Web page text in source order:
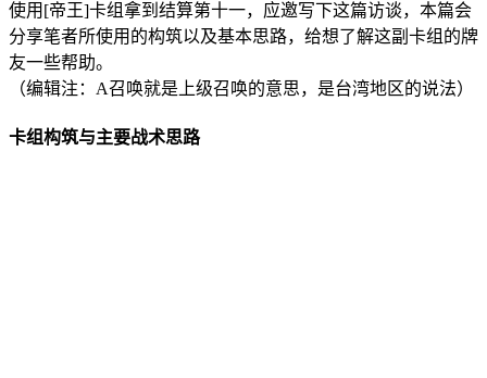
使用[帝王]卡组拿到结算第十一，应邀写下这篇访谈，本篇会
分享笔者所使用的构筑以及基本思路，给想了解这副卡组的牌
友一些帮助。
（编辑注：A召唤就是上级召唤的意思，是台湾地区的说法）
卡组构筑与主要战术思路